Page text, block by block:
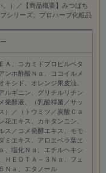
）／【商品概要】みつばち
シリーズ。プロハーブ化粧品
Ａ、コカミドプロピルベタ
ンホ酢酸Ｎａ、ココイルメ
キシド、オレンジ果皮油、
ルギニン、グリチルリチン
発酵液、（乳酸桿菌／サッ
）／（トウミツ／炭酸Ｃａ
花エキス、カキタンニン、
ス／コメ発酵エキス、モモ
ミエキス、アロエベラ葉エ
、塩化Ｎａ、エチルヘキシ
ＨＥＤＴＡ－３Ｎａ、フェ
Ｎａ、エタノール